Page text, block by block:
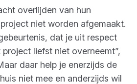
overlijden van hun
niet worden afgemaakt.
dat je uit respect
liefst niet overneemt”,
daar help je enerzijds de
niet mee en anderzijds wil